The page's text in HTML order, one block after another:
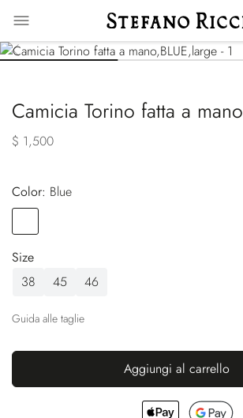
Camicia Torino fatta a mano
$ 1,500
Color:
blue
Size
38
45 46
Guida alle taglie
Aggiungi al carrello